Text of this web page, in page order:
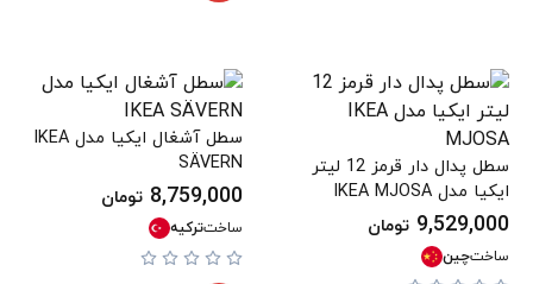
سطل پدال دار قرمز 12 لیتر
ایکیا مدل IKEA MJOSA
9,529,000 تومان
ساختچین
سطل آشغال ایکیا مدل IKEA
SÄVERN
8,759,000 تومان
ساختترکیه